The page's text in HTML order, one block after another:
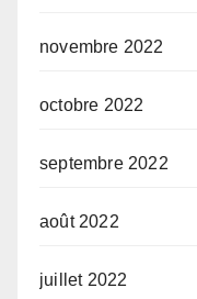
novembre 2022
octobre 2022
septembre 2022
août 2022
juillet 2022